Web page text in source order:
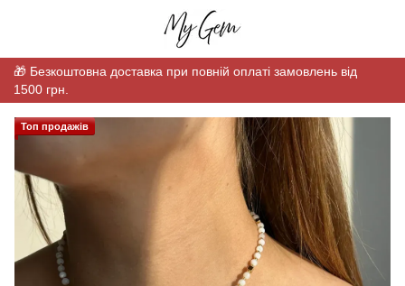
🎁 Безкоштовна доставка при повній оплаті замовлень від
1500 грн.
Топ продажів